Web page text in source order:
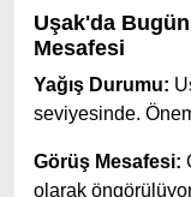
Uşak'da Bugün
Mesafesi
Yağış Durumu:
seviyesinde.
Görüş Mesafesi:
olarak